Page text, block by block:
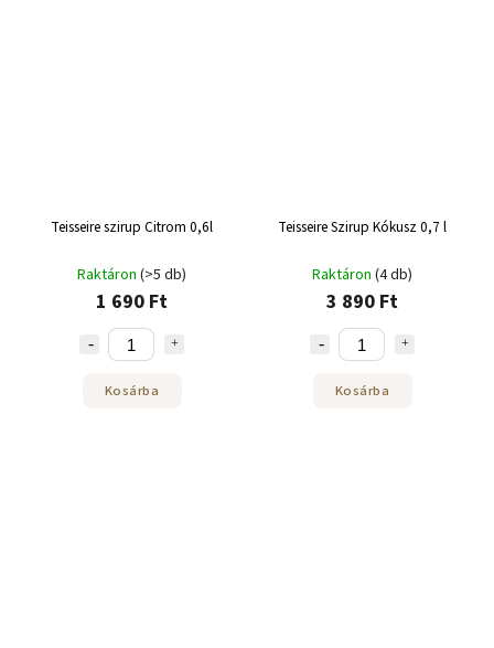
Teisseire szirup Citrom 0,6l
Raktáron (>5 db)
1 690 Ft
Kosárba
Teisseire Szirup Kókusz 0,7 l
Raktáron (4 db)
3 890 Ft
Kosárba